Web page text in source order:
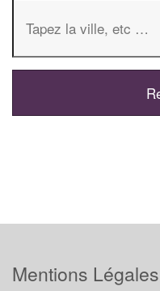
Mentions Légales